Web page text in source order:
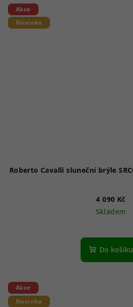
Akce
Novinka
4 090 Kč
Skladem
Do košíku
Akce
Novinka
soutěžíme o poukaz v
Chcete se zúčastnit?